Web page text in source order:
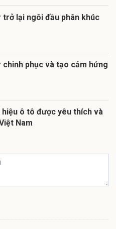
trở lại ngôi đầu phân khúc
chinh phục và tạo cảm hứng
ô tô được yêu thích và
Nam